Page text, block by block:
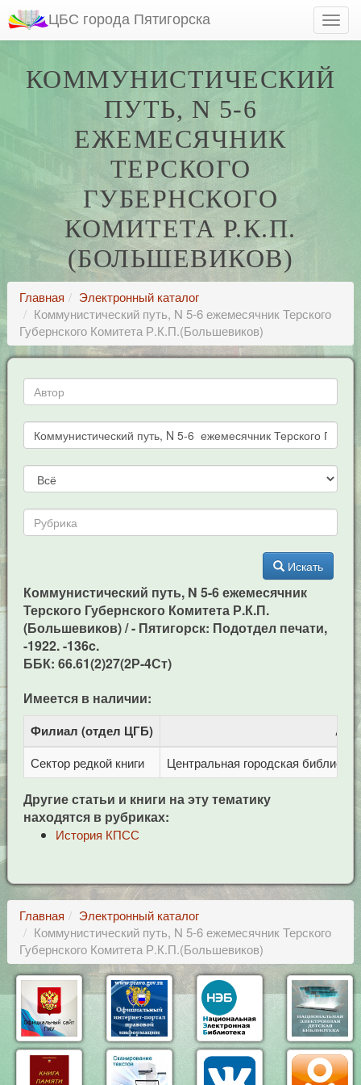
ЦБС города Пятигорска
КОММУНИСТИЧЕСКИЙ
ПУТЬ, N 5-6
ЕЖЕМЕСЯЧНИК
ТЕРСКОГО
ГУБЕРНСКОГО
КОМИТЕТА Р.К.П.
(БОЛЬШЕВИКОВ)
Главная
Электронный каталог
Коммунистический путь, N 5-6 ежемесячник Терского
Губернского Комитета Р.К.П.(Большевиков)
Искать
Коммунистический путь, N 5-6 ежемесячник
Терского Губернского Комитета Р.К.П.
(Большевиков) / - Пятигорск: Подотдел печати,
-1922. -136c.
ББК: 66.61(2)27(2Р-4Ст)
Имеется в наличии:
Филиал (отдел ЦГБ)
Сектор редкой книги Центральная городская
Другие статьи и книги на эту тематику
находятся в рубриках:
История КПСС
Главная
Электронный каталог
Коммунистический путь, N 5-6 ежемесячник Терского
Губернского Комитета Р.К.П.(Большевиков)